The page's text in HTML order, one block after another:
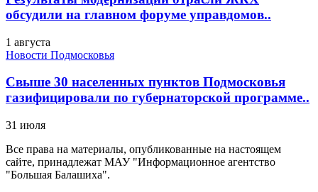
обсудили на главном форуме управдомов..
1 августа
Новости Подмосковья
Свыше 30 населенных пунктов Подмосковья
газифицировали по губернаторской программе..
31 июля
Все права на материалы, опубликованные на настоящем
сайте, принадлежат МАУ "Информационное агентство
"Большая Балашиха".